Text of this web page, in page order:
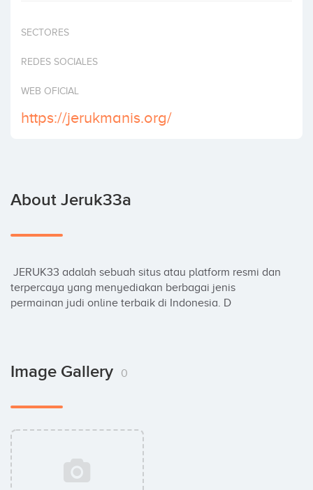
SECTORES
REDES SOCIALES
WEB OFICIAL
https://jerukmanis.org/
About Jeruk33a
terpercaya yang menyediakan berbagai jenis
permainan judi online terbaik di Indonesia. D
Image Gallery 0